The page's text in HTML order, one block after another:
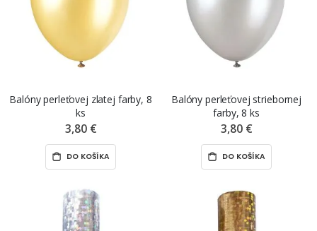
Balóny perleťovej zlatej farby, 8
ks
3,80 €
DO KOŠÍKA
Balóny perleťovej striebornej
farby, 8 ks
3,80 €
DO KOŠÍKA